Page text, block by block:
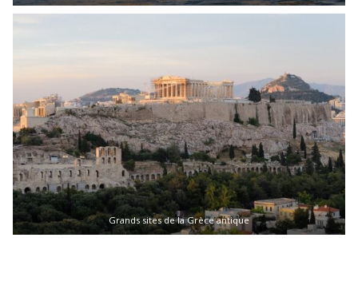
Grands sites de la Grèce antique